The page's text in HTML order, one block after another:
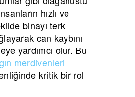
hızlı ve
binayı terk
can kaybını
yardımcı olur. Bu
merdivenleri
kritik bir rol